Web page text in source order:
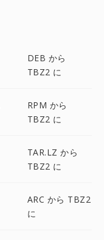
DEB から
TBZ2 に
RPM から
TBZ2 に
TAR.LZ から
TBZ2 に
ARC から TBZ2
に